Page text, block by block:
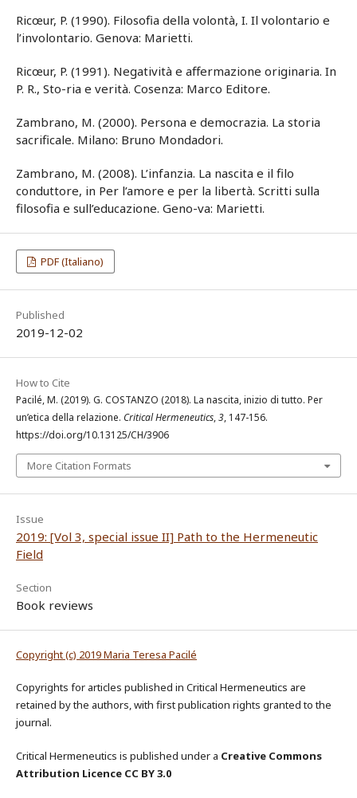
Ricœur, P. (1990). Filosofia della volontà, I. Il volontario e
l’involontario. Genova: Marietti.
Ricœur, P. (1991). Negatività e affermazione originaria. In
P. R., Sto-ria e verità. Cosenza: Marco Editore.
Zambrano, M. (2000). Persona e democrazia. La storia
sacrificale. Milano: Bruno Mondadori.
Zambrano, M. (2008). L’infanzia. La nascita e il filo
conduttore, in Per l’amore e per la libertà. Scritti sulla
filosofia e sull’educazione. Geno-va: Marietti.
PDF (Italiano)
Published
2019-12-02
How to Cite
Pacilé, M. (2019). G. COSTANZO (2018). La nascita, inizio di tutto. Per
un’etica della relazione. Critical Hermeneutics,3, 147-156.
https://doi.org/10.13125/CH/3906
More Citation Formats
Issue
2019: [Vol 3, special issue II] Path to the Hermeneutic
Field
Section
Book reviews
Copyright (c) 2019 Maria Teresa Pacilé
Copyrights for articles published in Critical Hermeneutics are
retained by the authors, with first publication rights granted to the
journal.
Critical Hermeneutics is published under a Creative Commons
Attribution Licence CC BY 3.0